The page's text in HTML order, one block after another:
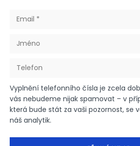
Vyplnění telefonního čísla je zcela
vás nebudeme nijak spamovat – v
která bude stát za vaši pozornost, se
náš analytik.